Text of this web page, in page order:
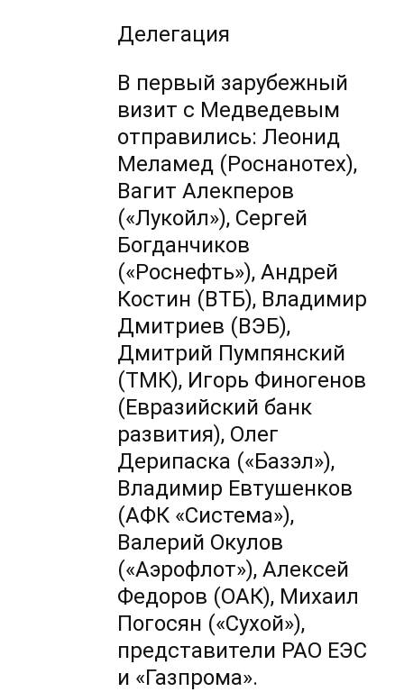
Делегация
В первый зарубежный
визит с Медведевым
отправились: Леонид
Меламед (Роснанотех),
Вагит Алекперов
(«Лукойл»), Сергей
Богданчиков
(«Роснефть»), Андрей
Костин (ВТБ), Владимир
Дмитриев (ВЭБ),
Дмитрий Пумпянский
(ТМК), Игорь Финогенов
(Евразийский банк
развития), Олег
Дерипаска («Базэл»),
Владимир Евтушенков
(АФК «Система»),
Валерий Окулов
(«Аэрофлот»), Алексей
Федоров (ОАК), Михаил
Погосян («Сухой»),
представители РАО ЕЭС
и «Газпрома».